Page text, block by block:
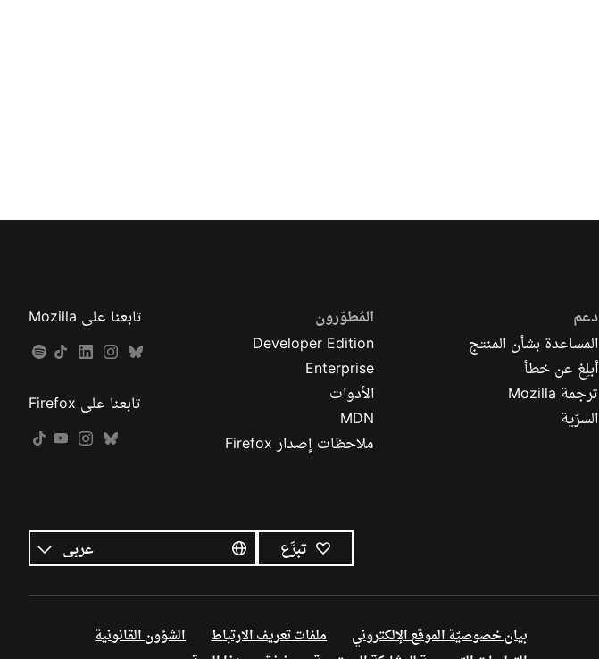
دعم
المساعدة بشأن المنتج
أبلِغ عن خطأ
ترجمة Mozilla
السرّية
المُطوّرون
Developer Edition
Enterprise
الأدوات
MDN
ملاحظات إصدار Firefox
تابعنا على Mozilla
تابعنا على Firefox
تبرَّع
اللغات
اللغة
بيان خصوصيّة الموقع الإلكتروني ملفات تعريف الارتباط
الشؤون القانونية